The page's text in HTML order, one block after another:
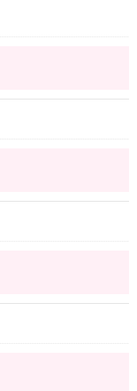
＞
続について＞
除・利用停止の手